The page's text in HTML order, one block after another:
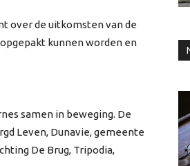
over de uitkomsten van de
kunnen worden en
samen in beweging. De
Leven, Dunavie, gemeente
De Brug, Tripodia,